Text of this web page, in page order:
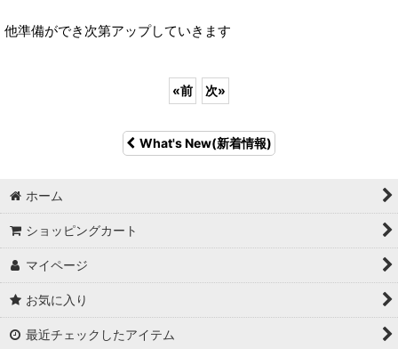
他準備ができ次第アップしていきます
«前 次»
What's New(新着情報)
ホーム
ショッピングカート
マイページ
お気に入り
最近チェックしたアイテム